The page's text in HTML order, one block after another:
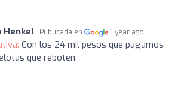
Henkel Publicada en 1 year ago
Con los 24 mil pesos que pagamos
que reboten.